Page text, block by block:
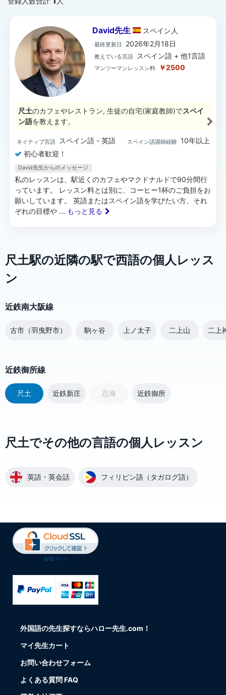
David先生 スペイン 人
最終更新日 2026年2月18日
教えている言語 スペイン語 + 他1言語
マンツーマンレッスン料 ￥2500
尺土のカフェやレストラン, 生徒の自宅(家庭教師)でスペイ
ン語を教えます。
ネイティブ言語 スペイン語 - 英語 スペイン語講師経験 10年以上
初心者歓迎！
David先生からのメッセージ
私のレッスンは、駅近くのカフェやマクドナルドで90分間行
っています。 レッスン料とは別に、コーヒー1杯のご負担をお
願いしています。 英語またはスペイン語を学びたい方、それ
ぞれの目標や ... もっと見る
尺土駅の近隣の駅で西語の個人レッス
ン
近鉄南大阪線
古市（羽曳野市） 駒ヶ谷 上ノ太子 二上山 二上
近鉄御所線
尺土 近鉄新庄 忍海 近鉄御所
尺土でその他の言語の個人レッスン
英語・英会話 フィリピン語（タガログ語）
外国語の先生探すならハロー先生.com！
マイ先生カート
お問い合わせフォーム
よくある質問 FAQ